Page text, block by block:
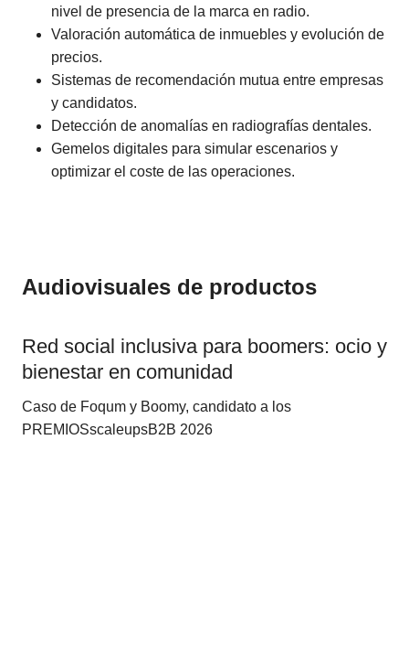
nivel de presencia de la marca en radio.
Valoración automática de inmuebles y evolución de
precios.
Sistemas de recomendación mutua entre empresas
y candidatos.
Detección de anomalías en radiografías dentales.
Gemelos digitales para simular escenarios y
optimizar el coste de las operaciones.
Audiovisuales de productos
Red social inclusiva para boomers: ocio y
bienestar en comunidad
Caso de Foqum y Boomy, candidato a los
PREMIOSscaleupsB2B 2026